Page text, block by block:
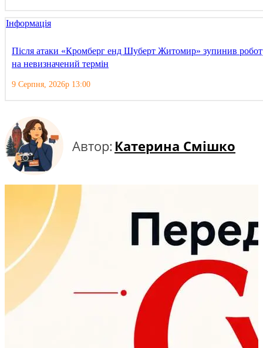
Інформація
Після атаки «Кромберг енд Шуберт Житомир» зупинив
на невизначений термін
9 Серпня, 2026р 13:00
Автор: Катерина Смішко